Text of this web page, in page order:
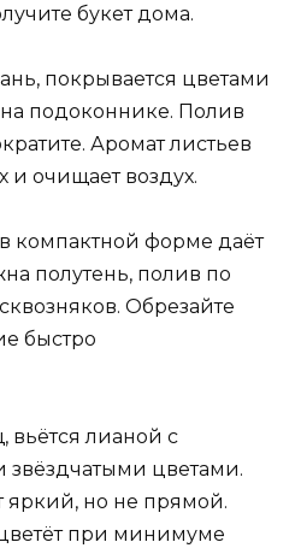
букет дома.
покрывается цветами
подоконнике. Полив
Аромат листьев
и очищает воздух.
в компактной форме даёт
полутень, полив по
Обрезайте
быстро
вьётся лианой с
цветами.
яркий, но не прямой.
при минимуме